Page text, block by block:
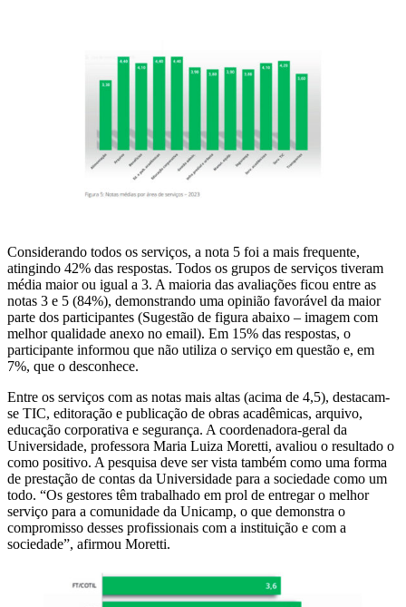
Considerando todos os serviços, a nota 5 foi a mais frequente,
atingindo 42% das respostas. Todos os grupos de serviços tiveram
média maior ou igual a 3. A maioria das avaliações ficou entre as
notas 3 e 5 (84%), demonstrando uma opinião favorável da maior
parte dos participantes (Sugestão de figura abaixo – imagem com
melhor qualidade anexo no email). Em 15% das respostas, o
participante informou que não utiliza o serviço em questão e, em
7%, que o desconhece.
Entre os serviços com as notas mais altas (acima de 4,5), destacam-
se TIC, editoração e publicação de obras acadêmicas, arquivo,
educação corporativa e segurança. A coordenadora-geral da
Universidade, professora Maria Luiza Moretti, avaliou o resultado o
como positivo. A pesquisa deve ser vista também como uma forma
de prestação de contas da Universidade para a sociedade como um
todo. “Os gestores têm trabalhado em prol de entregar o melhor
serviço para a comunidade da Unicamp, o que demonstra o
compromisso desses profissionais com a instituição e com a
sociedade”, afirmou Moretti.